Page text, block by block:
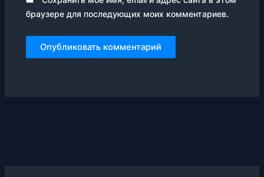
браузере для последующих моих комментариев.